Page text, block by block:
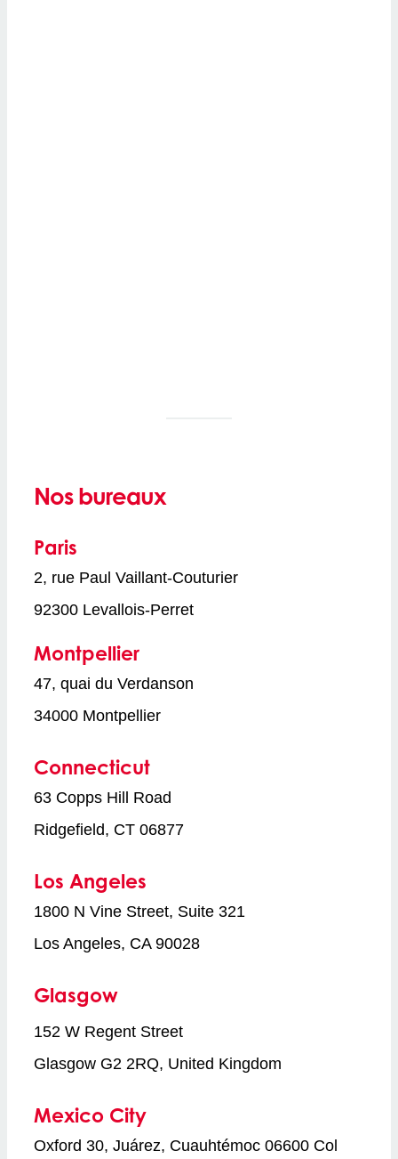
Nos bureaux
Paris
2, rue Paul Vaillant-Couturier
92300 Levallois-Perret
Montpellier
47, quai du Verdanson
34000 Montpellier
Connecticut
63 Copps Hill Road
Ridgefield, CT 06877
Los Angeles
1800 N Vine Street, Suite 321
Los Angeles, CA 90028
Glasgow
152 W Regent Street
Glasgow G2 2RQ, United Kingdom
Mexico City
Oxford 30, Juárez, Cuauhtémoc 06600 Col